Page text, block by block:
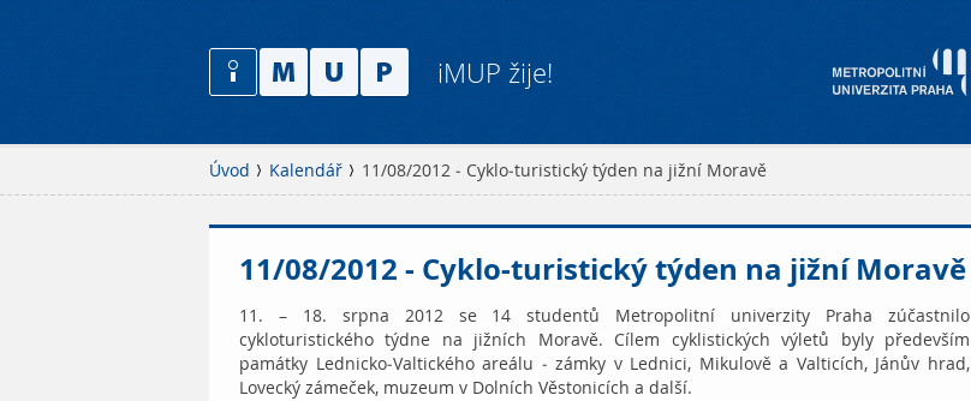
iMUP žije!
Úvod Kalendář 11/08/2012 - Cyklo-turistický týden na jižní Moravě
11/08/2012 - Cyklo-turistický týden na jižní Moravě
11. – 18. srpna 2012 se 14 studentů Metropolitní univerzity Praha zúčastnilo
cykloturistického týdne na jižních Moravě. Cílem cyklistických výletů byly především
památky Lednicko-Valtického areálu - zámky v Lednici, Mikulově a Valticích, Jánův hrad,
Lovecký zámeček, muzeum v Dolních Věstonicích a další.